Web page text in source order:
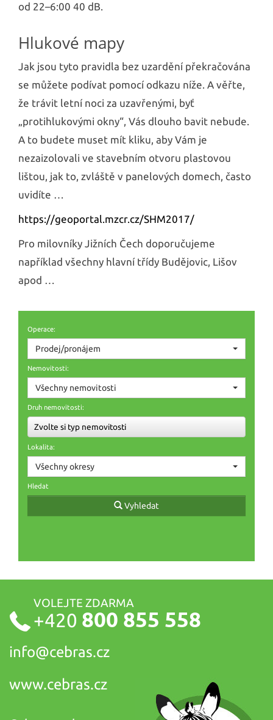
od 22–6:00 40 dB.
Hlukové mapy
Jak jsou tyto pravidla bez uzardění překračována
se můžete podívat pomocí odkazu níže. A věřte,
že trávit letní noci za uzavřenými, byť
„protihlukovými okny“, Vás dlouho bavit nebude.
A to budete muset mít kliku, aby Vám je
nezaizolovali ve stavebním otvoru plastovou
lištou, jak to, zvláště v panelových domech, často
uvidíte …
https://geoportal.mzcr.cz/SHM2017/
Pro milovníky Jižních Čech doporučujeme
například všechny hlavní třídy Budějovic, Lišov
apod …
Operace:
Prodej/pronájem
Nemovitosti:
Všechny nemovitosti
Druh nemovitosti:
Zvolte si typ nemovitosti
Lokalita:
Všechny okresy
Hledat
Vyhledat
VOLEJTE ZDARMA
+420 800 855 558
info@cebras.cz
www.cebras.cz